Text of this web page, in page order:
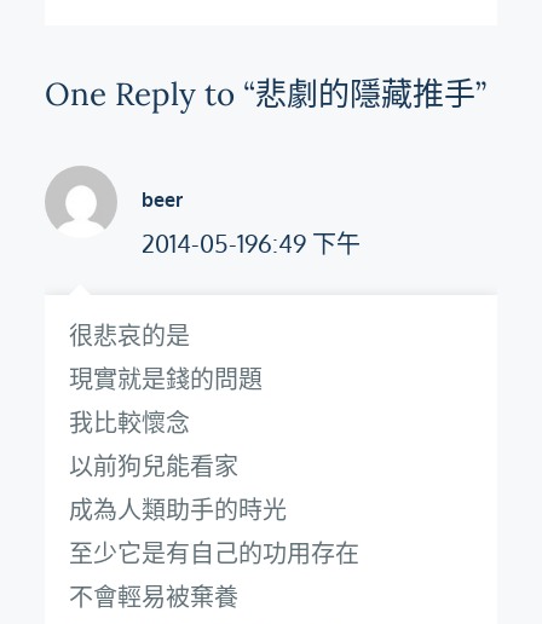
覽
One Reply to “悲劇的隱藏推手”
beer
2014-05-196:49 下午
很悲哀的是
現實就是錢的問題
我比較懷念
以前狗兒能看家
成為人類助手的時光
至少它是有自己的功用存在
不會輕易被棄養